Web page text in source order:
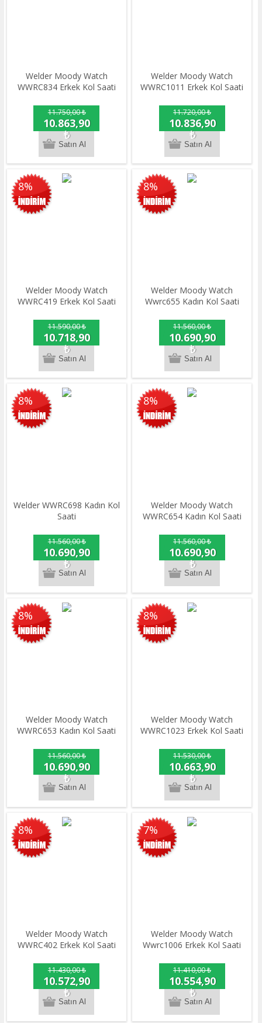
Welder Moody Watch
WWRC834 Erkek Kol Saati
11.750,00 ₺
10.863,90
₺
Welder Moody Watch
WWRC1011 Erkek Kol Saati
11.720,00 ₺
10.836,90
₺
8%
Welder Moody Watch
WWRC419 Erkek Kol Saati
11.590,00 ₺
10.718,90
₺
8%
Welder Moody Watch
Wwrc655 Kadın Kol Saati
11.560,00 ₺
10.690,90
₺
8%
Welder WWRC698 Kadın Kol
Saati
11.560,00 ₺
10.690,90
₺
8%
Welder Moody Watch
WWRC654 Kadın Kol Saati
11.560,00 ₺
10.690,90
₺
8%
Welder Moody Watch
WWRC653 Kadın Kol Saati
11.560,00 ₺
10.690,90
₺
8%
Welder Moody Watch
WWRC1023 Erkek Kol Saati
11.530,00 ₺
10.663,90
₺
8%
Welder Moody Watch
WWRC402 Erkek Kol Saati
11.430,00 ₺
10.572,90
₺
7%
Welder Moody Watch
Wwrc1006 Erkek Kol Saati
11.410,00 ₺
10.554,90
₺